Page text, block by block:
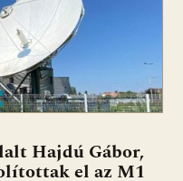
Hajdú Gábor,
el az M1